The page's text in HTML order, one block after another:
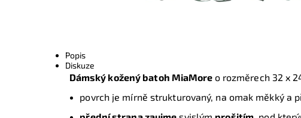
Popis
Diskuze
Dámský kožený batoh MiaMore o rozměrech 32 x
povrch je mírně strukturovaný, na omak měkký a